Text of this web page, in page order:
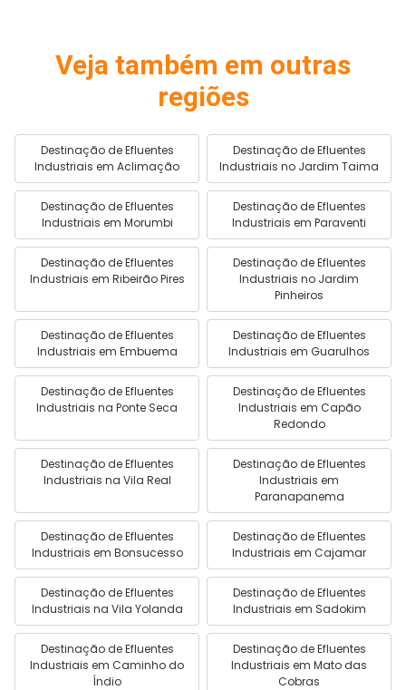
Veja também em outras
regiões
Destinação de Efluentes
Industriais em Aclimação
Destinação de Efluentes
Industriais no Jardim Taima
Destinação de Efluentes
Industriais em Morumbi
Destinação de Efluentes
Industriais em Paraventi
Destinação de Efluentes
Industriais em Ribeirão Pires
Destinação de Efluentes
Industriais no Jardim
Pinheiros
Destinação de Efluentes
Industriais em Embuema
Destinação de Efluentes
Industriais em Guarulhos
Destinação de Efluentes
Industriais na Ponte Seca
Destinação de Efluentes
Industriais em Capão
Redondo
Destinação de Efluentes
Industriais na Vila Real
Destinação de Efluentes
Industriais em
Paranapanema
Destinação de Efluentes
Industriais em Bonsucesso
Destinação de Efluentes
Industriais em Cajamar
Destinação de Efluentes
Industriais na Vila Yolanda
Destinação de Efluentes
Industriais em Sadokim
Destinação de Efluentes
Industriais em Caminho do
Índio
Destinação de Efluentes
Industriais em Mato das
Cobras